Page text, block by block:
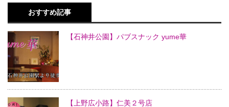
おすすめ記事
【石神井公園】パブスナック yume華
【上野広小路】仁美２号店